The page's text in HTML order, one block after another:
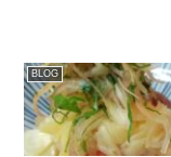
BLOG